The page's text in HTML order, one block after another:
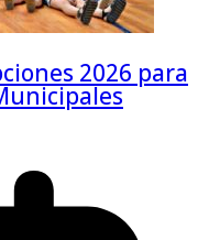
2026 para